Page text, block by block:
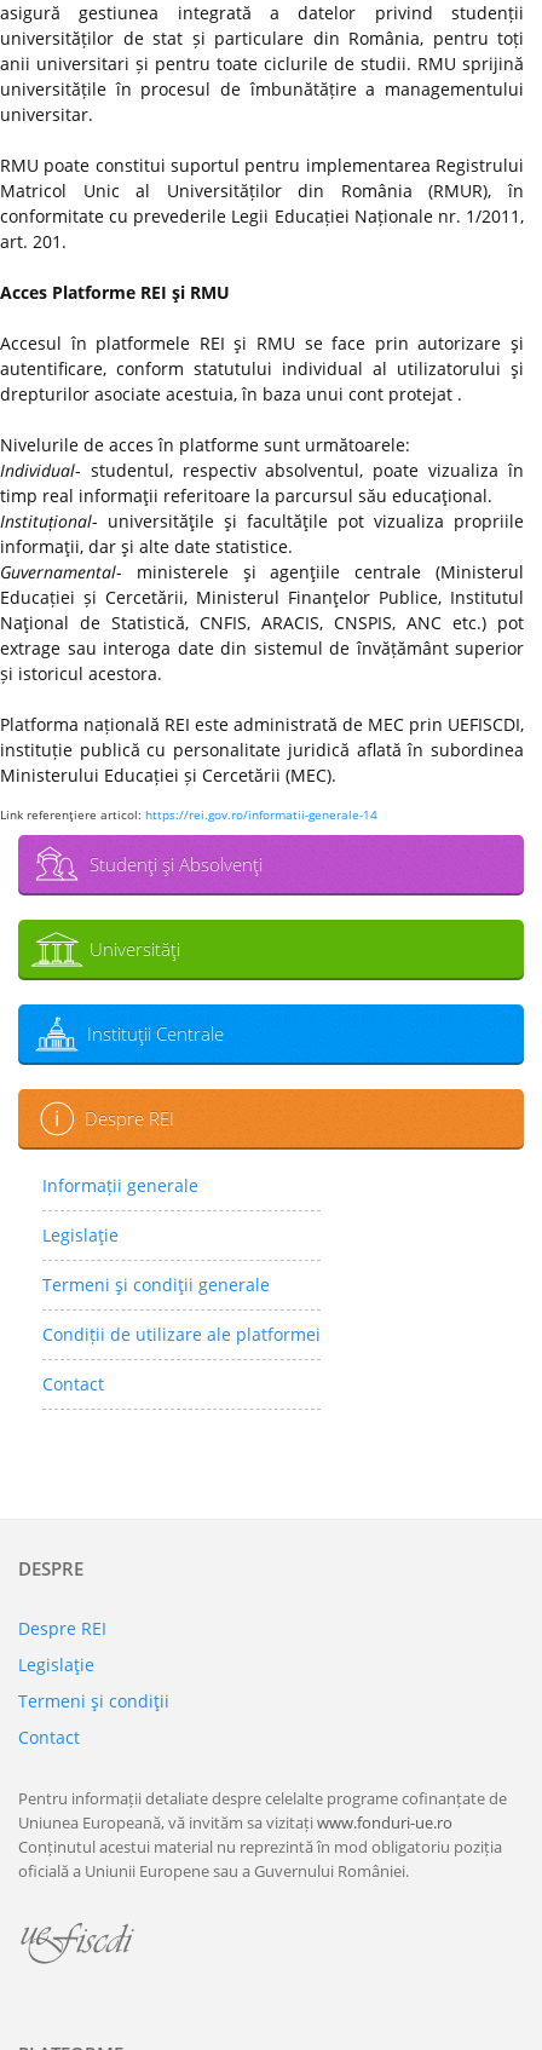
asigură gestiunea integrată a datelor privind studenții
universităților de stat și particulare din România, pentru toți
anii universitari și pentru toate ciclurile de studii. RMU sprijină
universitățile în procesul de îmbunătățire a managementului
universitar.
RMU poate constitui suportul pentru implementarea Registrului
Matricol Unic al Universităților din România (RMUR), în
conformitate cu prevederile Legii Educației Naționale nr. 1/2011,
art. 201.
Acces Platforme REI şi RMU
Accesul în platformele REI şi RMU se face prin autorizare şi
autentificare, conform statutului individual al utilizatorului şi
drepturilor asociate acestuia, în baza unui cont protejat .
Nivelurile de acces în platforme sunt următoarele:
Individual- studentul, respectiv absolventul, poate vizualiza în
timp real informaţii referitoare la parcursul său educaţional.
Instituțional- universităţile şi facultăţile pot vizualiza propriile
informaţii, dar şi alte date statistice.
Guvernamental- ministerele şi agenţiile centrale (Ministerul
Educației și Cercetării, Ministerul Finanţelor Publice, Institutul
Naţional de Statistică, CNFIS, ARACIS, CNSPIS, ANC etc.) pot
extrage sau interoga date din sistemul de învățământ superior
și istoricul acestora.
Platforma națională REI este administrată de MEC prin UEFISCDI,
instituție publică cu personalitate juridică aflată în subordinea
Ministerului Educației și Cercetării (MEC).
Link referenţiere articol: https://rei.gov.ro/informatii-generale-14
Studenţi şi Absolvenţi
Universităţi
Instituţii Centrale
Despre REI
Informații generale
Legislaţie
Termeni şi condiţii generale
Condiții de utilizare ale platformei
Contact
DESPRE
Despre REI
Legislaţie
Termeni şi condiţii
Contact
Pentru informații detaliate despre celelalte programe cofinanțate de
Uniunea Europeană, vă invităm sa vizitațiwww.fonduri-ue.ro
Conținutul acestui material nu reprezintă în mod obligatoriu poziția
oficială a Uniunii Europene sau a Guvernului României.